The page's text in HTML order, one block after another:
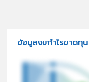
ข้อมูลงบกำไรขาดทุ